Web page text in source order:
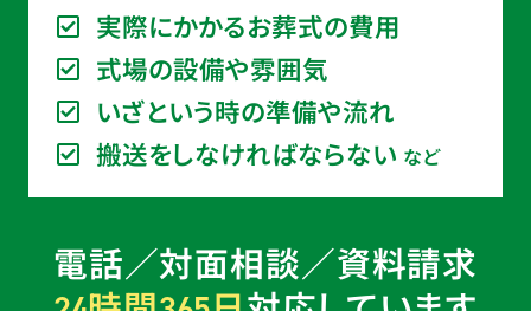
実際にかかるお葬式の費用
式場の設備や雰囲気
いざという時の準備や流れ
搬送をしなければならない など
電話／対面相談／資料請求